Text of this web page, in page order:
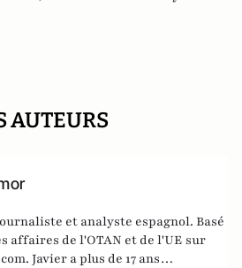
AUTEURS
et analyste espagnol. Basé
affaires de l'OTAN et de l'UE sur
. Javier a plus de 17 ans